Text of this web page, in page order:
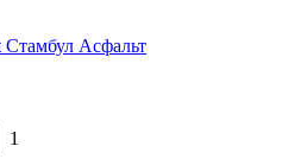
Асфальт
1